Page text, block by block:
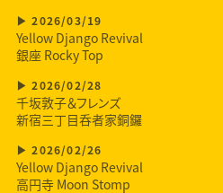
2026/03/19
Yellow Django Revival
銀座 Rocky Top
2026/02/28
千坂敦子＆フレンズ
新宿三丁目呑者家銅鑼
2026/02/26
Yellow Django Revival
高円寺 Moon Stomp